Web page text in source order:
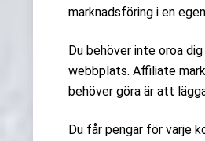
marknadsföring i en
Du behöver inte oroa
webbplats. Affiliate
behöver göra är att
Du får pengar för varje